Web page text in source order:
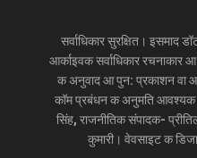
सर्वाधिकार सुरक्षित। इसमाद
आर्काइवक सर्वाधिकार रचनाकार
क अनुवाद आ पुन: प्रकाशन वा
कॉम प्रबंधन क अनुमति
सिंह, राजनीतिक संपादक-
कुमारी। वेवसाइट क